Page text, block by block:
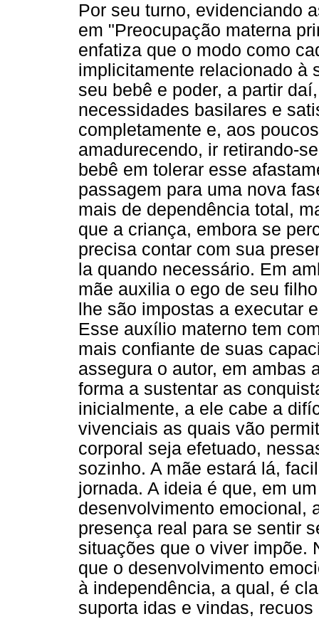
Por seu turno, evidenciando
em "Preocupação materna
enfatiza que o modo como
implicitamente relacionado à
seu bebê e poder, a partir
necessidades basilares e
completamente e, aos
amadurecendo, ir retirando-
bebê em tolerar esse
passagem para uma nova
mais de dependência total,
que a criança, embora se
precisa contar com sua
la quando necessário. Em
mãe auxilia o ego de seu
lhe são impostas a executar
Esse auxílio materno tem
mais confiante de suas
assegura o autor, em ambas
forma a sustentar as
inicialmente, a ele cabe a
vivenciais as quais vão
corporal seja efetuado,
sozinho. A mãe estará lá,
jornada. A ideia é que, em
desenvolvimento emocional,
presença real para se sentir
situações que o viver impõe.
que o desenvolvimento
à independência, a qual, é
suporta idas e vindas,